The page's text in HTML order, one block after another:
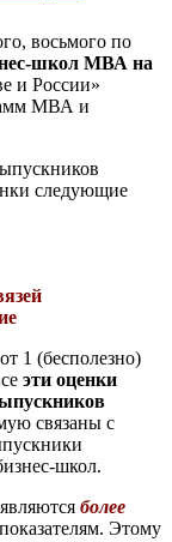
восьмого по
школ МВА на
и России»
МВА и
следующие
1 (бесполезно)
эти оценки
связаны с
школ.
более
Этому